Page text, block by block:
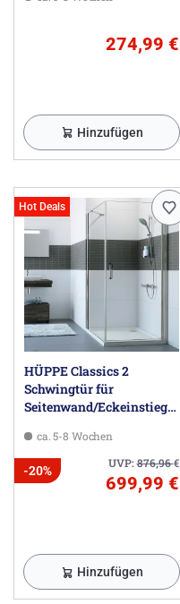
274,99 €
Hinzufügen
Hot Deals
HÜPPE Classics 2
Schwingtür für
Seitenwand/Eckeinstieg
Anti-Plaque
ca. 5-8 Wochen
UVP:876,96€
-20%
699,99 €
Hinzufügen